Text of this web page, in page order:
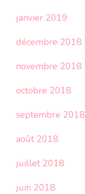
janvier 2019
décembre 2018
novembre 2018
octobre 2018
septembre 2018
août 2018
juillet 2018
juin 2018